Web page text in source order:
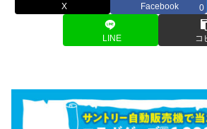
X Facebook 0
LINE コ